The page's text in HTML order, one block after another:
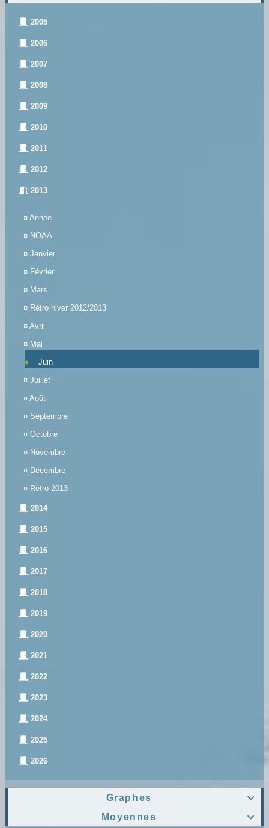
2005
2006
2007
2008
2009
2010
2011
2012
2013
¤ Année
¤ NOAA
¤ Janvier
¤ Février
¤ Mars
¤ Rétro hiver 2012/2013
¤ Avril
¤ Mai
Juin
¤ Juillet
¤ Août
¤ Septembre
¤ Octobre
¤ Novembre
¤ Décembre
¤ Rétro 2013
2014
2015
2016
2017
2018
2019
2020
2021
2022
2023
2024
2025
2026

Graphes

Moyennes